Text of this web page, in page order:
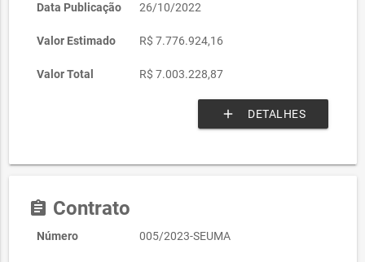
Data Publicação 26/10/2022
Valor Estimado R$ 7.776.924,16
Valor Total R$ 7.003.228,87
add DETALHES
assignment Contrato
Número 005/2023-SEUMA